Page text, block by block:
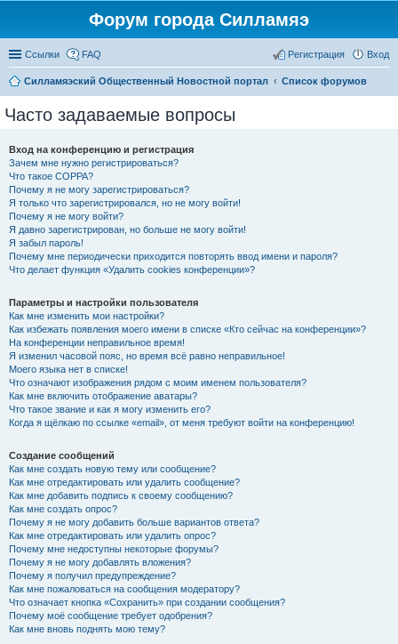
Форум города Силламяэ
Ссылки FAQ Вход
Регистрация
Силламяэский Общественный Новостной портал Список форумов
Часто задаваемые вопросы
Вход на конференцию и регистрация
Зачем мне нужно регистрироваться?
Что такое COPPA?
Почему я не могу зарегистрироваться?
Я только что зарегистрировался, но не могу войти!
Почему я не могу войти?
Я давно зарегистрирован, но больше не могу войти!
Я забыл пароль!
Почему мне периодически приходится повторять ввод имени и пароля?
Что делает функция «Удалить cookies конференции»?
Параметры и настройки пользователя
Как мне изменить мои настройки?
Как избежать появления моего имени в списке «Кто сейчас на конференции»?
На конференции неправильное время!
Я изменил часовой пояс, но время всё равно неправильное!
Моего языка нет в списке!
Что означают изображения рядом с моим именем пользователя?
Как мне включить отображение аватары?
Что такое звание и как я могу изменить его?
Когда я щёлкаю по ссылке «email», от меня требуют войти на конференцию!
Создание сообщений
Как мне создать новую тему или сообщение?
Как мне отредактировать или удалить сообщение?
Как мне добавить подпись к своему сообщению?
Как мне создать опрос?
Почему я не могу добавить больше вариантов ответа?
Как мне отредактировать или удалить опрос?
Почему мне недоступны некоторые форумы?
Почему я не могу добавлять вложения?
Почему я получил предупреждение?
Как мне пожаловаться на сообщения модератору?
Что означает кнопка «Сохранить» при создании сообщения?
Почему моё сообщение требует одобрения?
Как мне вновь поднять мою тему?